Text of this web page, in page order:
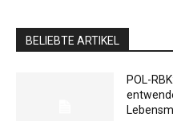
BELIEBTE ARTIKEL
POL-